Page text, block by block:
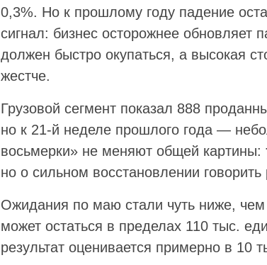
0,3%. Но к прошлому году падение
сигнал: бизнес осторожнее обновляет
должен быстро окупаться, а высокая
жестче.
Грузовой сегмент показал 888
но к 21-й неделе прошлого года —
восьмерки» не меняют общей картины:
но о сильном восстановлении говорить
Ожидания по маю стали чуть ниже,
может остаться в пределах 110 тыс.
результат оценивается примерно в 10